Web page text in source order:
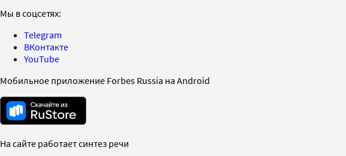
Мы в соцсетях:
Telegram
ВКонтакте
YouTube
Мобильное приложение Forbes Russia на Android
На сайте работает синтез речи